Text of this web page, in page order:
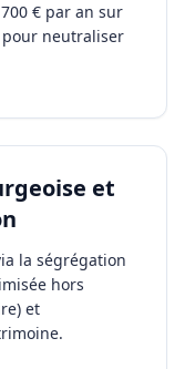
€ par an sur
neutraliser
et
la ségrégation
hors
et